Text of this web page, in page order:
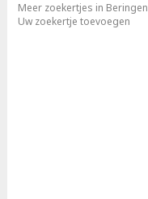
Meer zoekertjes in Beringen
Uw zoekertje toevoegen